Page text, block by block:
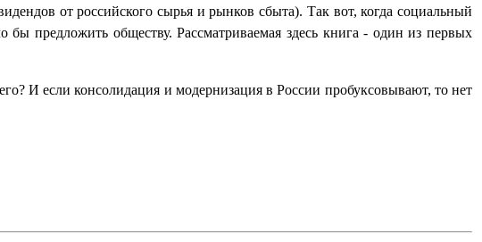
от российского сырья и рынков сбыта). Так вот, когда социальный
предложить обществу. Рассматриваемая здесь книга - один из первых
И если консолидация и модернизация в России пробуксовывают, то нет